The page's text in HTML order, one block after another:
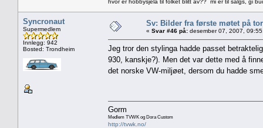
hvor er hobbysjela til folket blitt av?? mi er til salgs, gi
Syncronaut
Supermedlem
Innlegg: 942
Bosted: Trondheim
Sv: Bilder fra første møtet på
« Svar #46 på: desember 07, 2007,
Jeg tror den stylinga hadde passet
930, kanskje?). Men det var dette med å
det norske VW-miljøet, dersom du hadde
Gorm
Medlem TVWK og Dora Custom
http://tvwk.no/